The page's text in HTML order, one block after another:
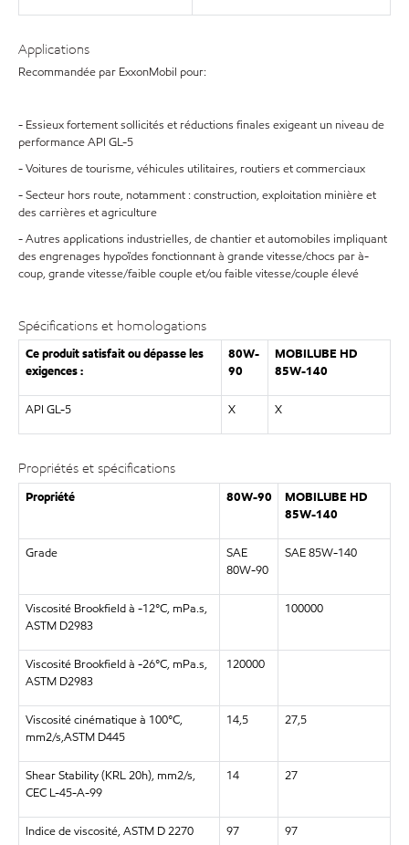
Applications
Recommandée par ExxonMobil pour:
- Essieux fortement sollicités et réductions finales exigeant un niveau de
performance API GL-5
- Voitures de tourisme, véhicules utilitaires, routiers et commerciaux
- Secteur hors route, notamment : construction, exploitation minière et
des carrières et agriculture
- Autres applications industrielles, de chantier et automobiles impliquant
des engrenages hypoïdes fonctionnant à grande vitesse/chocs par à-
coup, grande vitesse/faible couple et/ou faible vitesse/couple élevé
Spécifications et homologations
Ce produit satisfait ou dépasse les
exigences :
80W-
90
MOBILUBE HD
85W-140
API GL-5 X X
Propriétés et spécifications
Propriété 80W-90
MOBILUBE HD
85W-140
Grade
SAE
80W-90
SAE 85W-140
Viscosité Brookfield à -12°C, mPa.s,
ASTM D2983
100000
Viscosité Brookfield à -26°C, mPa.s,
ASTM D2983
120000
Viscosité cinématique à 100°C,
mm2/s,ASTM D445
14,5 27,5
Shear Stability (KRL 20h), mm2/s,
CEC L-45-A-99
14 27
Indice de viscosité, ASTM D 2270 97 97